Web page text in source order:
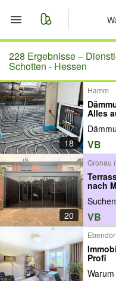
Start
Merkliste
Nachrichten
Anzeige
228 Ergebnisse –
Schotten - Hessen
18
Hamm
Alles
VB
20
Gronau
nach
VB
Profi